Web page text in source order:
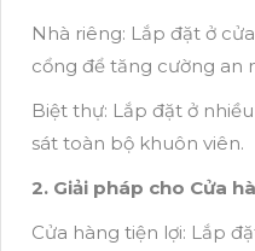
Nhà riêng: Lắp đặt ở
cổng để tăng cường an
Biệt thự: Lắp đặt ở
sát toàn bộ khuôn viên.
2. Giải pháp cho Cửa
Cửa hàng tiện lợi: Lắp